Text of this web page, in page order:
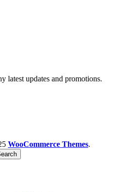
latest updates and promotions.
WooCommerce Themes.